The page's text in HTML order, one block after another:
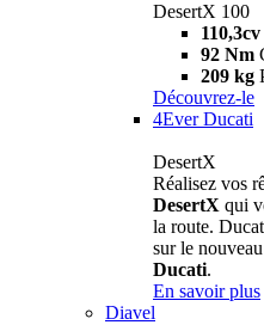
DesertX 100
110,3cv
92 Nm
209 kg
Découvrez-le
4Ever Ducati
DesertX
Réalisez vos
DesertX qui
la route.
sur le
Ducati.
En savoir plus
Diavel